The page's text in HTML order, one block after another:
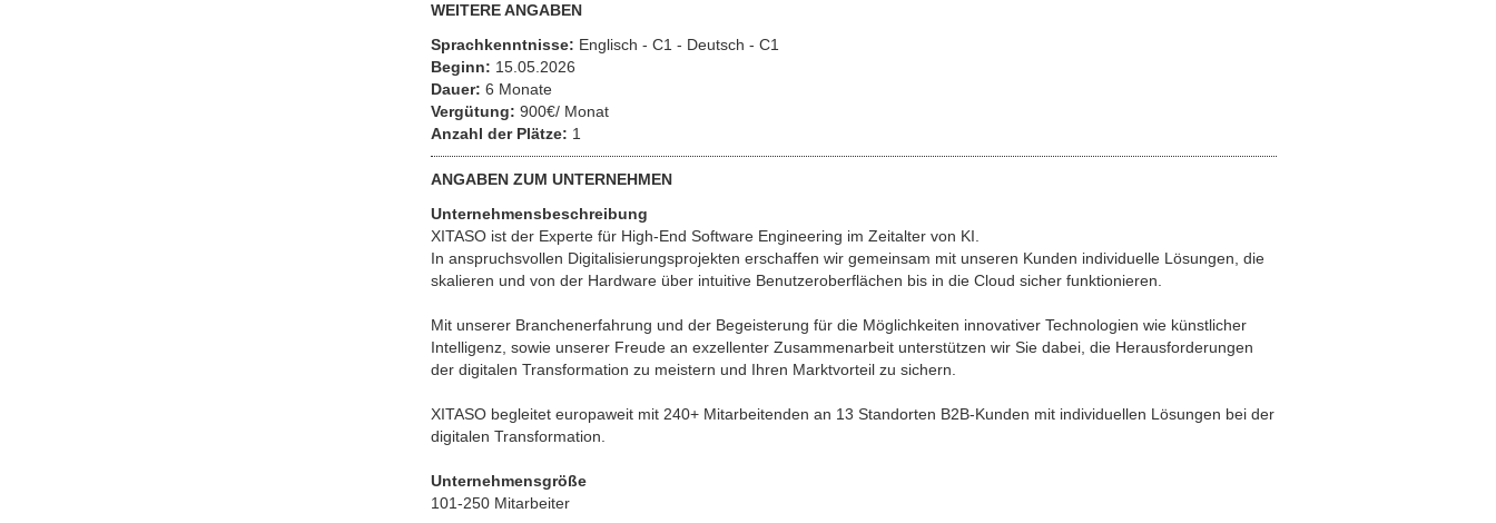
WEITERE ANGABEN
Sprachkenntnisse: Englisch - C1 - Deutsch - C1
Beginn: 15.05.2026
Dauer: 6 Monate
Vergütung: 900€/ Monat
Anzahl der Plätze: 1
ANGABEN ZUM UNTERNEHMEN
Unternehmensbeschreibung
XITASO ist der Experte für High-End Software Engineering im Zeitalter von KI.
In anspruchsvollen Digitalisierungsprojekten erschaffen wir gemeinsam mit unseren Kunden individuelle Lösungen, die
skalieren und von der Hardware über intuitive Benutzeroberflächen bis in die Cloud sicher funktionieren.
Mit unserer Branchenerfahrung und der Begeisterung für die Möglichkeiten innovativer Technologien wie künstlicher
Intelligenz, sowie unserer Freude an exzellenter Zusammenarbeit unterstützen wir Sie dabei, die Herausforderungen
der digitalen Transformation zu meistern und Ihren Marktvorteil zu sichern.
XITASO begleitet europaweit mit 240+ Mitarbeitenden an 13 Standorten B2B-Kunden mit individuellen Lösungen bei der
digitalen Transformation.
Unternehmensgröße
101-250 Mitarbeiter